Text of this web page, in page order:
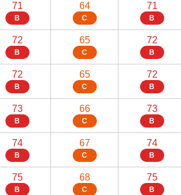
71
B
64
C
71
B
72
B
65
C
72
B
72
B
65
C
72
B
73
B
66
C
73
B
74
B
67
C
74
B
75
B
68
C
75
B